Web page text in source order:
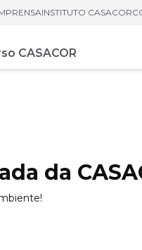
INSTITUTO CASACOR
três caracteres
da